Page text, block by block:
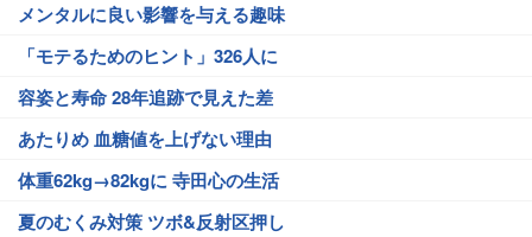
メンタルに良い影響を与える趣味
「モテるためのヒント」326人に
容姿と寿命 28年追跡で見えた差
あたりめ 血糖値を上げない理由
体重62kg→82kgに 寺田心の生活
夏のむくみ対策 ツボ&反射区押し